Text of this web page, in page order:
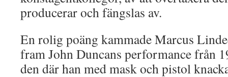
producerar och fängslas av.
En rolig poäng kammade Marcus
fram John Duncans performance från
den där han med mask och pistol